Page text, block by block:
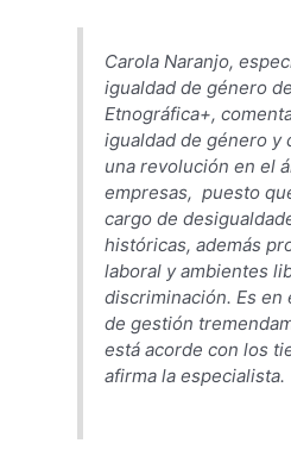
Carola Naranjo,
igualdad de género
Etnográfica+,
igualdad de género y
una revolución en el
empresas, puesto
cargo de
históricas, además
laboral y ambientes
discriminación. Es en
de gestión
está acorde con los
afirma la especialista.